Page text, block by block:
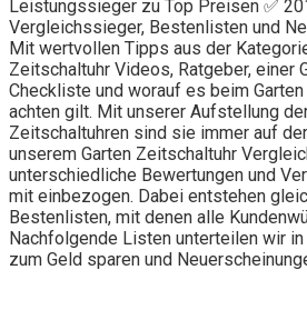
Leistungssieger zu Top Preisen ✅
Vergleichssieger, Bestenlisten und
Mit wertvollen Tipps aus der
Zeitschaltuhr Videos, Ratgeber, einer
Checkliste und worauf es beim
achten gilt. Mit unserer Aufstellung
Zeitschaltuhren sind sie immer auf
unserem Garten Zeitschaltuhr
unterschiedliche Bewertungen und
mit einbezogen. Dabei entstehen
Bestenlisten, mit denen alle
Nachfolgende Listen unterteilen wir
zum Geld sparen und